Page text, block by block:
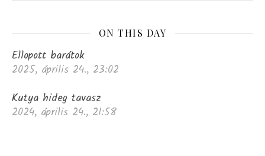
ON THIS DAY
Ellopott barátok
2025, április 24., 23:02
Kutya hideg tavasz
2024, április 24., 21:58